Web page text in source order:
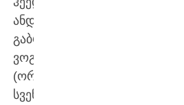
ანდერსენი,
გაბრიელ
ვოგელი
(ორივე
სვენდბორგი),